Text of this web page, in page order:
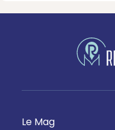
Le Mag